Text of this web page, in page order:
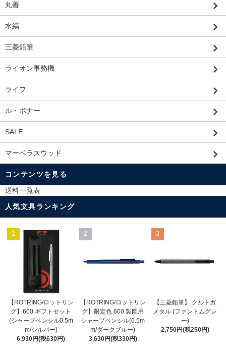
丸善
水縞
三菱鉛筆
ライオン事務機
ライフ
ル・ボナー
SALE
マーベラスウッド
コンテンツを見る
送料一覧表
人気文具ランキング
1
【ROTRING/ロットリン
グ】600 ギフトセット
(シャープペンシル0.5m
m/シルバー)
6,930円(税630円)
2
【ROTRING/ロットリン
グ】限定色 600 製図用
シャープペンシル(0.5m
m/ダークブルー)
3,630円(税330円)
3
【三菱鉛筆】 クルトガ
メタル (ファントムグレ
ー)
2,750円(税250円)